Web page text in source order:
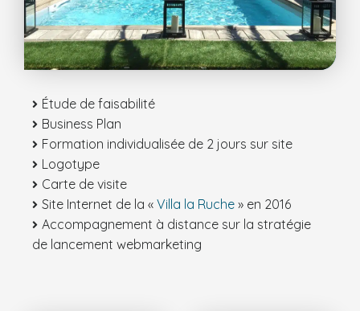
Étude de faisabilité
Business Plan
Formation individualisée de 2 jours sur site
Logotype
Carte de visite
Site Internet de la « Villa la Ruche » en 2016
Accompagnement à distance sur la stratégie
de lancement webmarketing